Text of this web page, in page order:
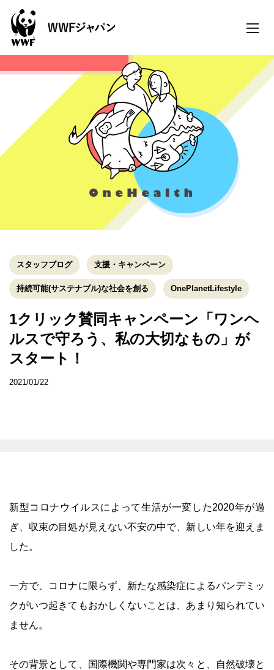
toggle
スタッフブログ 支援・キャンペーン
持続可能(サステナブル)な社会を創る OnePlanetLifestyle
1クリック賛同キャンペーン「ワンヘ
ルスで守ろう、私の大切なもの」が
スタート！
2021/01/22
新型コロナウイルスによって生活が一変した2020年が過
ぎ、収束の目処が見えない不安の中で、新しい年を迎えま
した。
一方で、コロナに限らず、新たな感染症によるパンデミッ
クがいつ起きてもおかしくないことは、あまり知られてい
ません。
その背景として、国際機関や専門家は次々と、自然破壊と